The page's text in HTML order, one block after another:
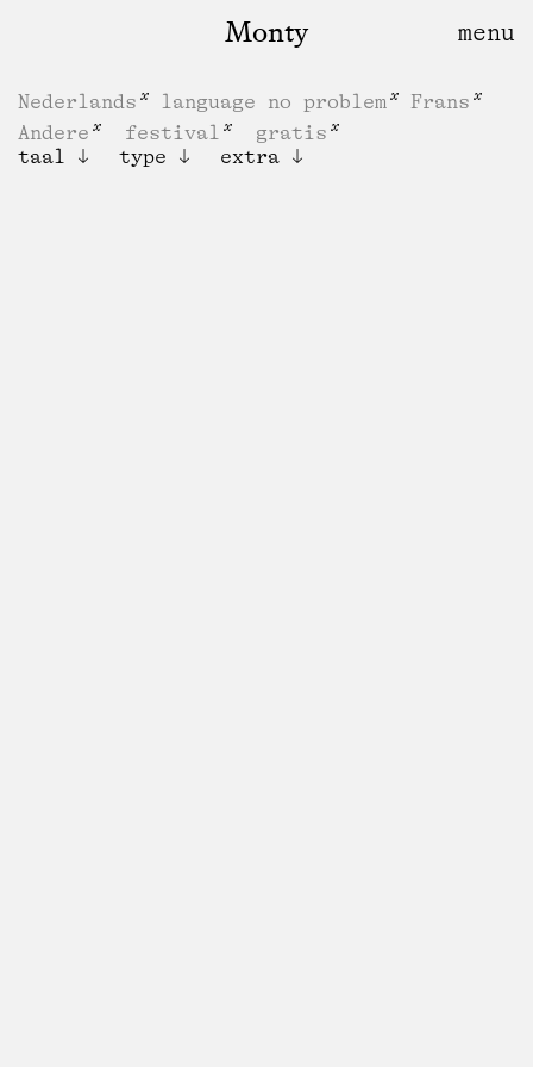
Monty
Nederlands language no problem
Frans
Andere
festival
gratis
taal
type extra